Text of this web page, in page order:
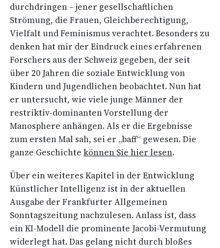
durchdringen – jener gesellschaftlichen
Strömung, die Frauen, Gleichberechtigung,
Vielfalt und Feminismus verachtet. Besonders zu
denken hat mir der Eindruck eines erfahrenen
Forschers aus der Schweiz gegeben, der seit
über 20 Jahren die soziale Entwicklung von
Kindern und Jugendlichen beobachtet. Nun hat
er untersucht, wie viele junge Männer der
restriktiv-dominanten Vorstellung der
Manosphere anhängen. Als er die Ergebnisse
zum ersten Mal sah, sei er „baff“ gewesen. Die
ganze Geschichte können Sie hier lesen.
Über ein weiteres Kapitel in der Entwicklung
Künstlicher Intelligenz ist in der aktuellen
Ausgabe der Frankfurter Allgemeinen
Sonntagszeitung nachzulesen. Anlass ist, dass
ein KI-Modell die prominente Jacobi-Vermutung
widerlegt hat. Das gelang nicht durch bloßes